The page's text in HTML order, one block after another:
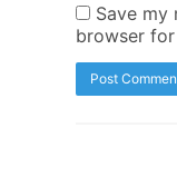
Save my
browser